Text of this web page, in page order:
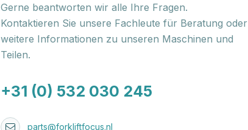
Gerne beantworten wir alle Ihre Fragen.
Kontaktieren Sie unsere Fachleute für Beratung oder
weitere Informationen zu unseren Maschinen und
Teilen.
+31 (0) 532 030 245
parts@forkliftfocus.nl